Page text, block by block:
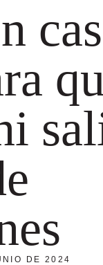
DE 2024